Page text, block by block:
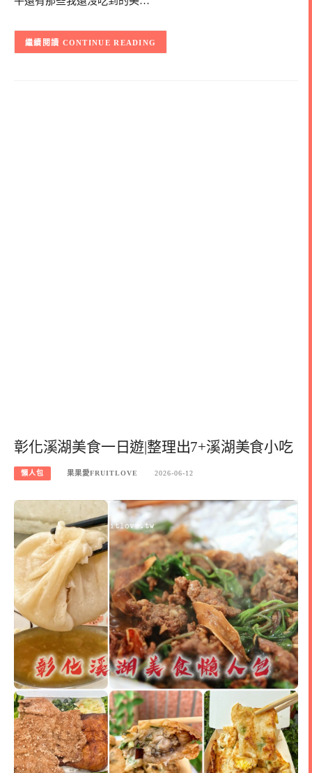
CONTINUE READING
彰化溪湖美食一日遊|整理出7+溪湖美食小吃
懶人包 果果愛FRUITLOVE 2026-06-12